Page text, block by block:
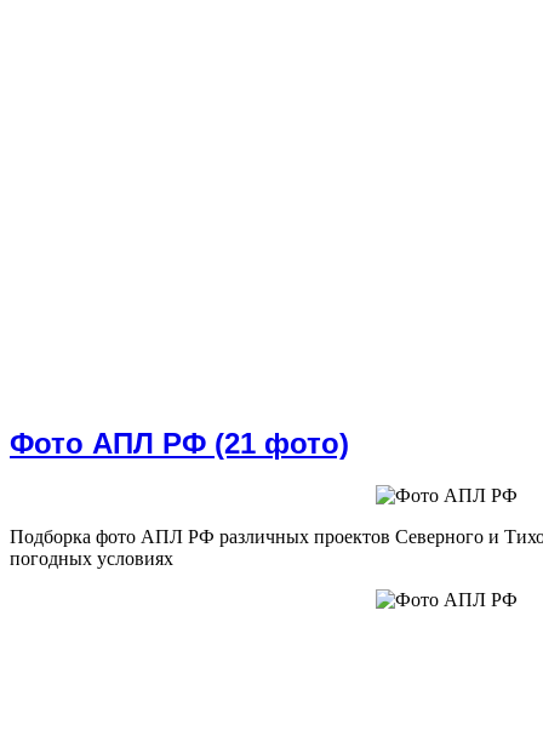
Фото АПЛ РФ (21 фото)
Подборка фото АПЛ РФ различных проектов Северного и
погодных условиях